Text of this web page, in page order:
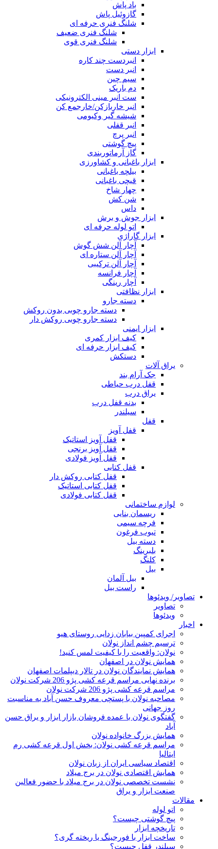
باد پاش
گازوئیل پاش
شلنگ فنری حرفه ای
شلنگ فنری ضعیف
شلنگ فنری قوی
ابزار دستی
انبردست چند کاره
انبر دست
سیم چین
دم باریک
ست انبر مینی الکترونیکی
انبر خاربازکن/خارجمع کن
شیشه گیر وکیومی
انبر قفلی
انبر پرچ
پیچ گوشتی
گاز آرماتوربندی
ابزار باغبانی و کشاورزی
بیلچه باغبانی
قیچی باغبانی
چهار شاخ
شن کش
داس
ابزار جوش و برش
اتو لوله حرفه ای
ابزار گاراژی
آچار آلن شش گوش
آچار آلن ستاره ای
آچار آلن ترکیبی
آچار فرانسه
آچار رینگی
ابزار نظافتی
دسته جارو
دسته جارو چوبی بدون روکش
دسته جارو چوبی روکش دار
ابزار ایمنی
کیف ابزار کمری
کیف ابزار حرفه ای
دستکش
یراق آلات
جک آرام بند
قفل درب حیاطی
یراق درب
بدنه قفل درب
سیلندر
قفل
قفل آویز
قفل آویز استاتیک
قفل آویز برنجی
قفل آویز فولادی
قفل کتابی
قفل کتابی روکش دار
قفل کتابی استاتیک
قفل کتابی فولادی
لوازم ساختمانی
ریسمان بنایی
فرچه سیمی
تیوب فرغون
دسته بیل
بلبرينگ
کلنگ
بیل
بیل آلمان
راست بیل
تصاویر/ ویدئوها
تصاویر
ویدئوها
اخبار
اجرای کمپین بیابان زدایی روستای هیو
ترسیم چشم انداز نولان
نولان: واقعیت را با کیفیت لمس کنید!
همایش نولان در اصفهان
همایش نمایندگان نولان در تالار دیپلمات اصفهان
برنده نهایی مراسم قرعه کشی پژو 206 شرکت نولان
مراسم قرعه کشی پژو 206 شرکت نولان
مصاحبه نولان با پستچی معروف حسن آباد به مناسبت
روز جهانی
گفتگوی نولان با عمده فروشان بازار ابزار و یراق حسن
آباد
همایش بزرگ خانواده نولان
مراسم قرعه کشی نولان: بخش اول قرعه کشی رم
ایتالیا
اقتصاد سیاسی ایران از زبان نولان
همایش اقتصادی نولان در برج میلاد
نشست تخصصی نولان در برج میلاد با حضور فعالین
صنعت ابزار و یراق
مقالات
اتو لوله
پیچ گوشتی چیست؟
تاریخچه ابزار
ساخت ابزار با فورجینگ یا ریخته گری؟
سیلندر قفل چیست؟